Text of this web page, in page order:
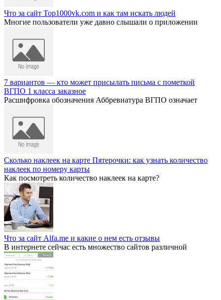
Что за сайт Top1000vk.com и как там искать людей
Многие пользователи уже давно слышали о приложении
7 вариантов — кто может присылать письма с пометкой
ВГПО 1 класса заказное
Расшифровка обозначения Аббревиатура ВГПО означает
Сколько наклеек на карте Пятерочки: как узнать количество
наклеек по номеру карты
Как посмотреть количество наклеек на карте?
Что за сайт Alfa.me и какие о нем есть отзывы
В интернете сейчас есть множество сайтов различной